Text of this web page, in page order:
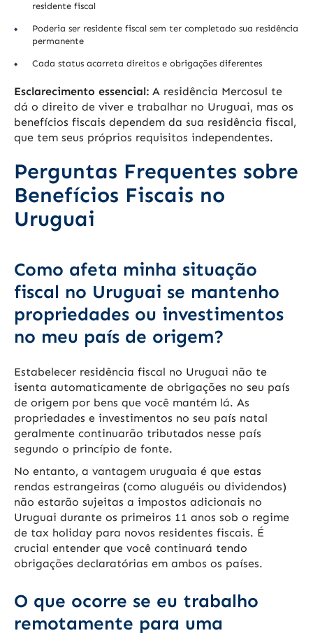
residente fiscal
Poderia ser residente fiscal sem ter completado sua residência
permanente
Cada status acarreta direitos e obrigações diferentes
Esclarecimento essencial: A residência Mercosul te
dá o direito de viver e trabalhar no Uruguai, mas os
benefícios fiscais dependem da sua residência fiscal,
que tem seus próprios requisitos independentes.
Perguntas Frequentes sobre
Benefícios Fiscais no
Uruguai
Como afeta minha situação
fiscal no Uruguai se mantenho
propriedades ou investimentos
no meu país de origem?
Estabelecer residência fiscal no Uruguai não te
isenta automaticamente de obrigações no seu país
de origem por bens que você mantém lá. As
propriedades e investimentos no seu país natal
geralmente continuarão tributados nesse país
segundo o princípio de fonte.
No entanto, a vantagem uruguaia é que estas
rendas estrangeiras (como aluguéis ou dividendos)
não estarão sujeitas a impostos adicionais no
Uruguai durante os primeiros 11 anos sob o regime
de tax holiday para novos residentes fiscais. É
crucial entender que você continuará tendo
obrigações declaratórias em ambos os países.
O que ocorre se eu trabalho
remotamente para uma